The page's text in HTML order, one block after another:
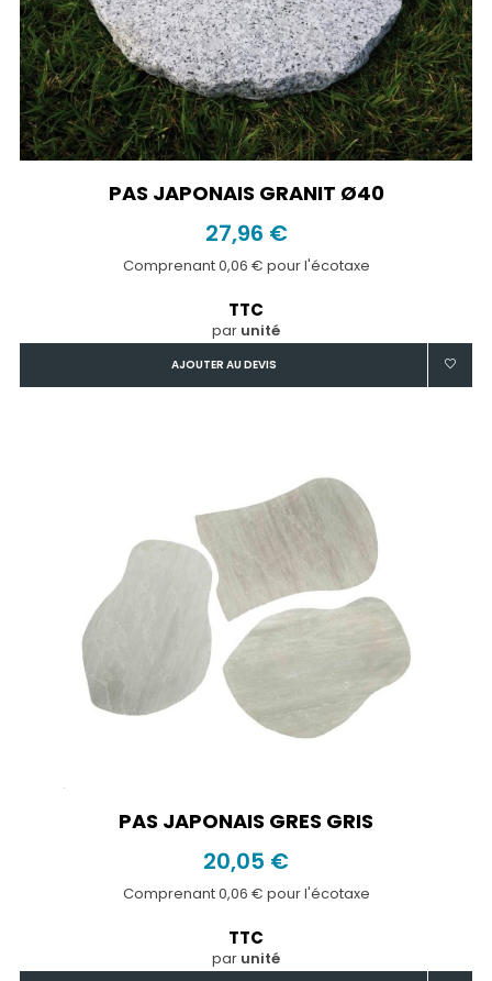
PAS JAPONAIS GRANIT Ø40
27,96 €
Comprenant 0,06 € pour l'écotaxe
TTC
par unité
AJOUTER AU DEVIS
PAS JAPONAIS GRES GRIS
20,05 €
Comprenant 0,06 € pour l'écotaxe
TTC
par unité